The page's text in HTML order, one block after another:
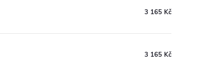
3 165 Kč
3 165 Kč